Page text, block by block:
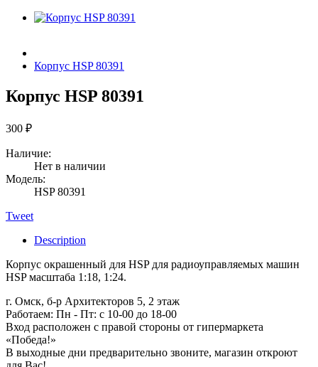
Корпус HSP 80391
Корпус HSP 80391
300 ₽
Наличие:
Нет в наличии
Модель:
HSP 80391
Tweet
Description
Корпус окрашенный для HSP для радиоуправляемых машин
HSP масштаба 1:18, 1:24.
г. Омск, б-р Архитекторов 5, 2 этаж
Работаем: Пн - Пт: c 10-00 до 18-00
Вход расположен с правой стороны от гипермаркета
«Победа!»
В выходные дни предварительно звоните, магазин откроют